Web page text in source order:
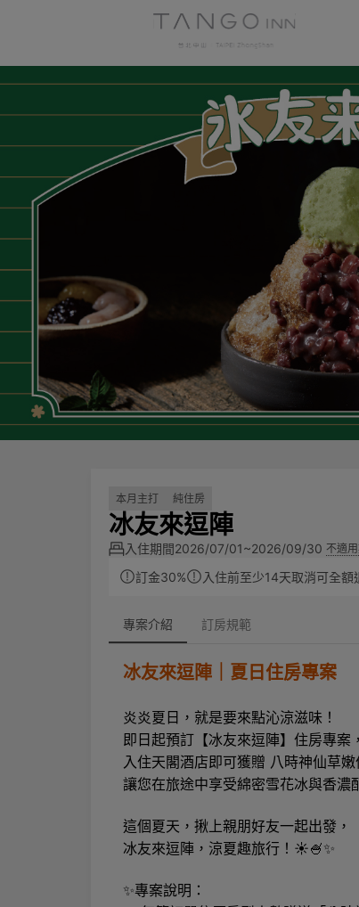
本月主打 純住房
冰友來逗陣
入住期間2026/07/01~2026/09/30 不適
訂金30% 入住前至少14天取消可全額
專案介紹
冰友來逗陣｜夏日住房專案
炎炎夏日，就是要來點沁涼滋味！
即日起預訂【冰友來逗陣】住房專案，
入住天閣酒店即可獲贈 八時神仙草
讓您在旅途中享受綿密雪花冰與香濃
這個夏天，揪上親朋好友一起出發，
冰友來逗陣，涼夏趣旅行！☀️🍧✨
✨專案說明：
訂房規範